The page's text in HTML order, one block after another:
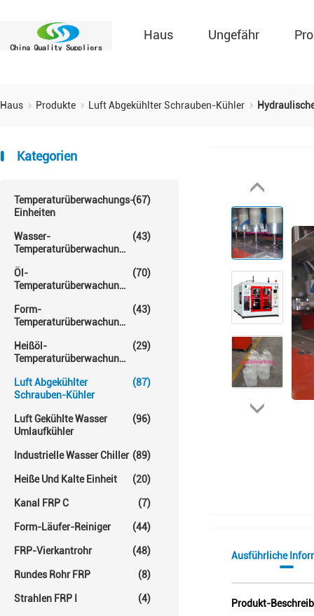
Haus Ungefähr
Haus Produkte Luft Abgekühlter Schrauben-Kühler
Kategorien
Temperaturüberwachungs-
Einheiten
(67)
Wasser-
Temperaturüberwachungs-
(43)
Öl-
Temperaturüberwachungs-
(70)
Form-
Temperaturüberwachungs-
(43)
Heißöl-
Temperaturüberwachungs-
(29)
Luft Abgekühlter
Schrauben-Kühler
(87)
Luft Gekühlte Wasser
Umlaufkühler
(96)
Industrielle Wasser Chiller (89)
Heiße Und Kalte Einheit (20)
Kanal FRP C (7)
Form-Läufer-Reiniger (44)
FRP-Vierkantrohr (48)
Rundes Rohr FRP (8)
Strahlen FRP I (4)
Ausführliche
Produkt-